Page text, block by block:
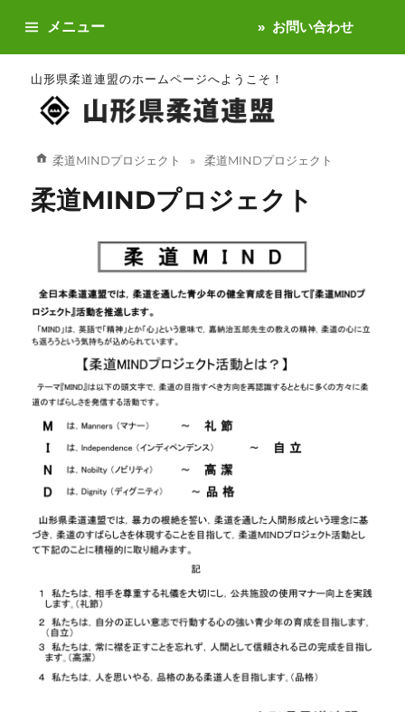
山形県柔道連盟のホームページへようこそ！
メニュー お問い合わせ
柔道MINDプロジェクト 柔道MINDプロジェクト
柔道MINDプロジェクト